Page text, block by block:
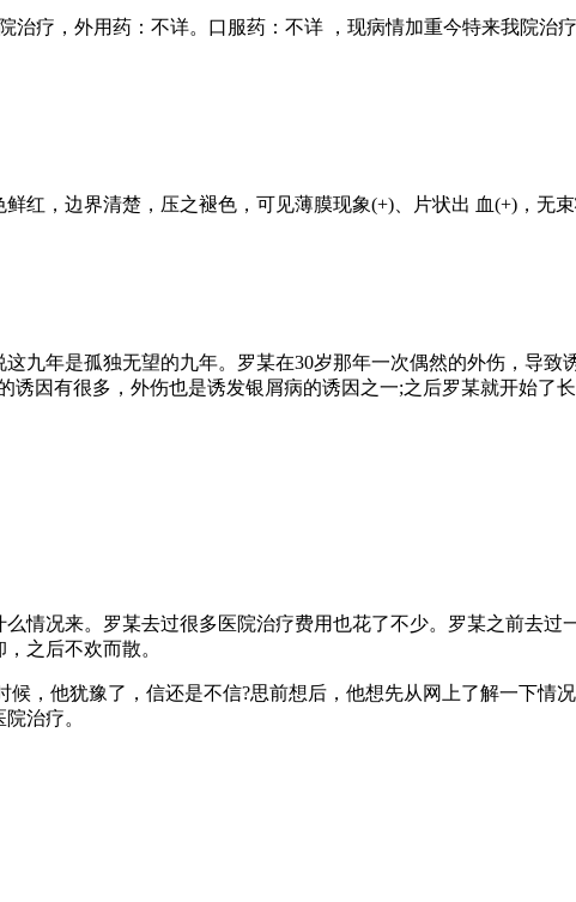
治疗，外用药：不详。口服药：不详 ，现病情加重今特来我院治疗
，边界清楚，压之褪色，可见薄膜现象(+)、片状出 血(+)，无
九年是孤独无望的九年。罗某在30岁那年一次偶然的外伤，导致
因有很多，外伤也是诱发银屑病的诱因之一;之后罗某就开始了长
情况来。罗某去过很多医院治疗费用也花了不少。罗某之前去过
之后不欢而散。
，他犹豫了，信还是不信?思前想后，他想先从网上了解一下情
治疗。